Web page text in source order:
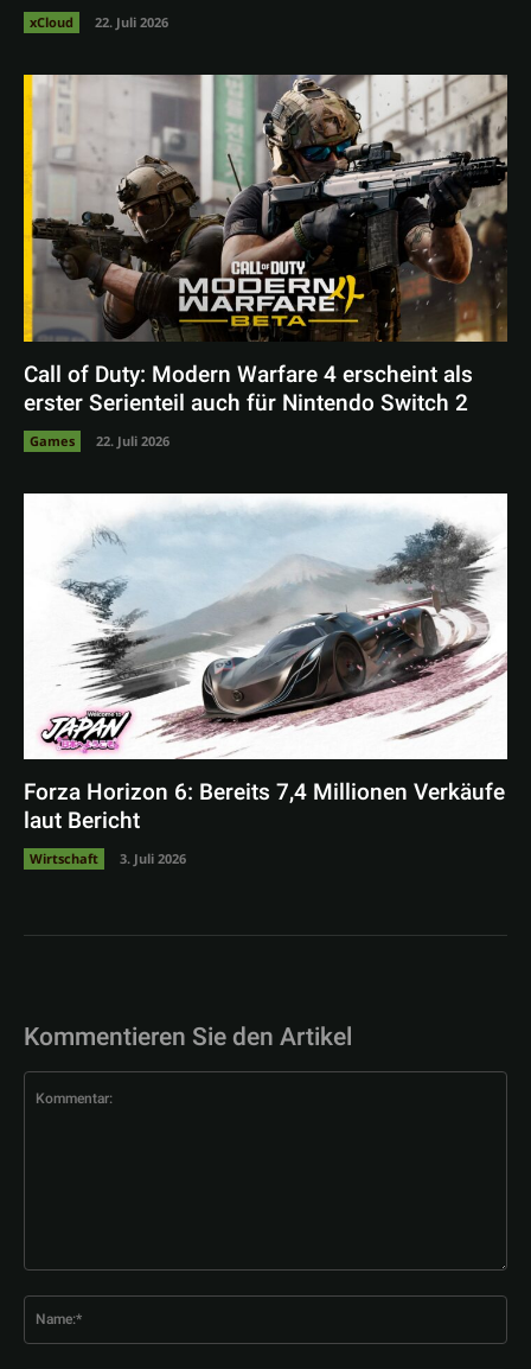
xCloud 22. Juli 2026
Call of Duty: Modern Warfare 4 erscheint als
erster Serienteil auch für Nintendo Switch 2
Games 22. Juli 2026
Forza Horizon 6: Bereits 7,4 Millionen Verkäufe
laut Bericht
Wirtschaft 3. Juli 2026
Kommentieren Sie den Artikel